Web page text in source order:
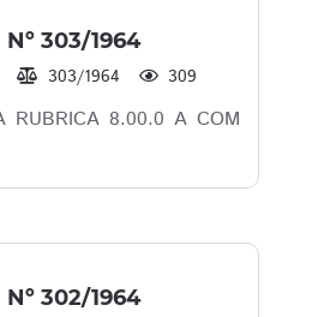
303/1964
303/1964 309
RUBRICA 8.00.0 A COM
302/1964